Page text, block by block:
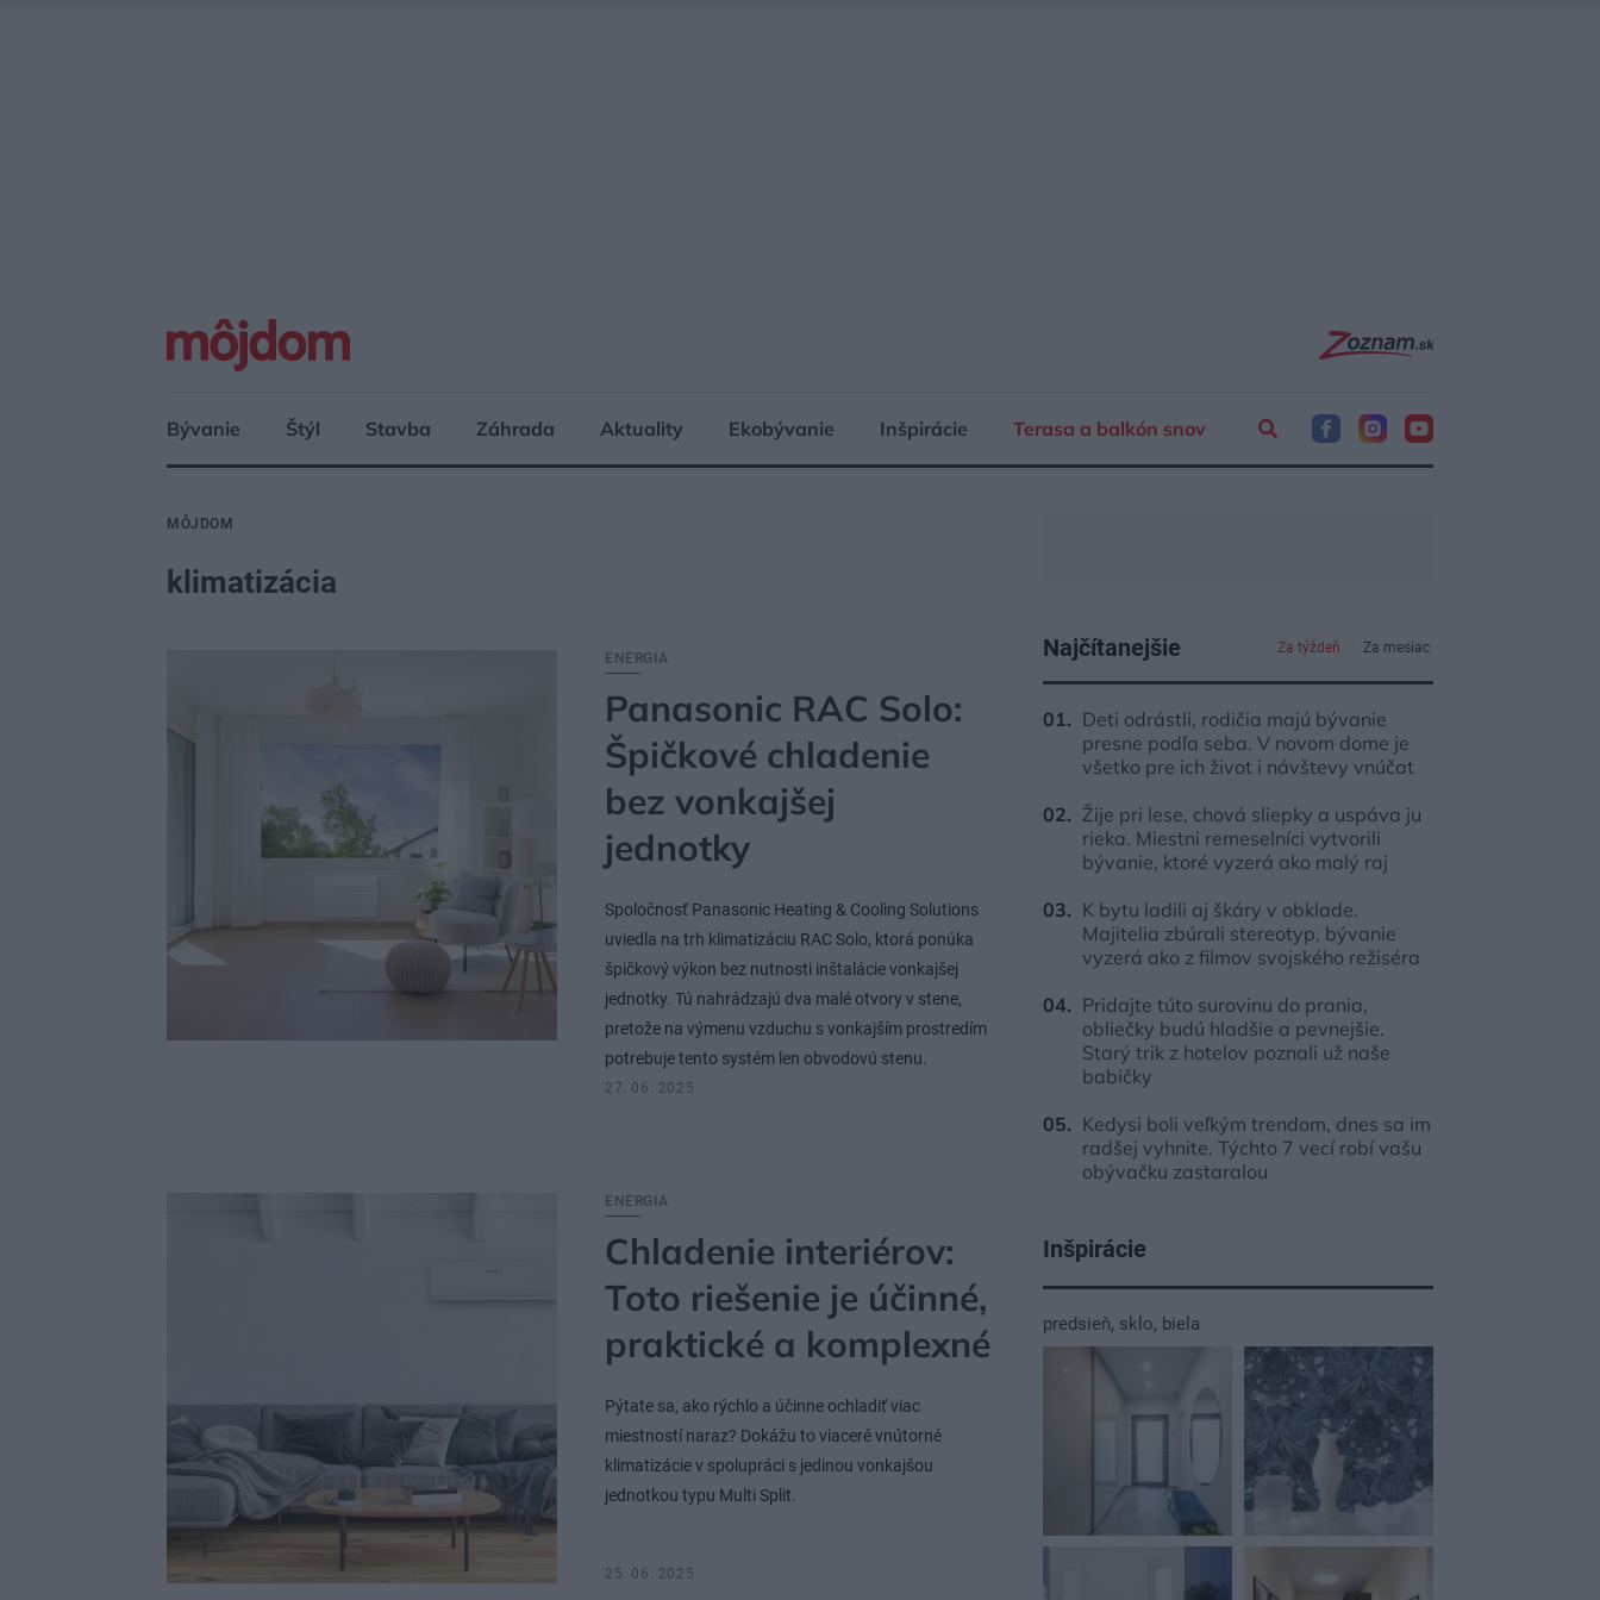
Bývanie Štýl Stavba Záhrada Aktuality Ekobývanie Inšpirácie Terasa a balkón snov
MÔJDOM
klimatizácia
ENERGIA
Panasonic RAC Solo:
Špičkové chladenie
bez vonkajšej
jednotky
Spoločnosť Panasonic Heating & Cooling Solutions
uviedla na trh klimatizáciu RAC Solo, ktorá ponúka
špičkový výkon bez nutnosti inštalácie vonkajšej
jednotky. Tú nahrádzajú dva malé otvory v stene,
pretože na výmenu vzduchu s vonkajším prostredím
potrebuje tento systém len obvodovú stenu.
27. 06. 2025
ENERGIA
Chladenie interiérov:
Toto riešenie je účinné,
praktické a komplexné
Pýtate sa, ako rýchlo a účinne ochladiť viac
miestností naraz? Dokážu to viaceré vnútorné
klimatizácie v spolupráci s jedinou vonkajšou
jednotkou typu Multi Split.
25. 06. 2025
Najčítanejšie Za týždeň Za mesiac
Deti odrástli, rodičia majú bývanie
presne podľa seba. V novom dome je
všetko pre ich život i návštevy vnúčat
Žije pri lese, chová sliepky a uspáva ju
rieka. Miestni remeselníci vytvorili
bývanie, ktoré vyzerá ako malý raj
K bytu ladili aj škáry v obklade.
Majitelia zbúrali stereotyp, bývanie
vyzerá ako z filmov svojského režiséra
Pridajte túto surovinu do prania,
obliečky budú hladšie a pevnejšie.
Starý trik z hotelov poznali už naše
babičky
Kedysi boli veľkým trendom, dnes sa im
radšej vyhnite. Týchto 7 vecí robí vašu
obývačku zastaralou
Inšpirácie
predsieň, sklo, biela